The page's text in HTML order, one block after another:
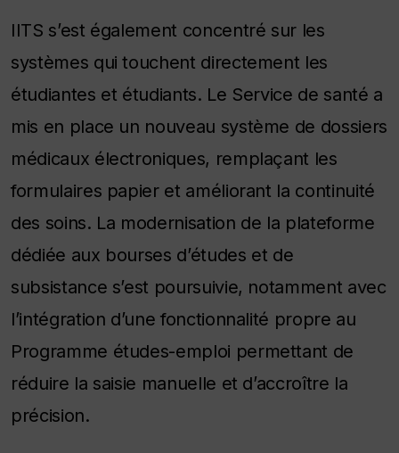
IITS s’est également concentré sur les
systèmes qui touchent directement les
étudiantes et étudiants. Le Service de santé a
mis en place un nouveau système de dossiers
médicaux électroniques, remplaçant les
formulaires papier et améliorant la continuité
des soins. La modernisation de la plateforme
dédiée aux bourses d’études et de
subsistance s’est poursuivie, notamment avec
l’intégration d’une fonctionnalité propre au
Programme études-emploi permettant de
réduire la saisie manuelle et d’accroître la
précision.